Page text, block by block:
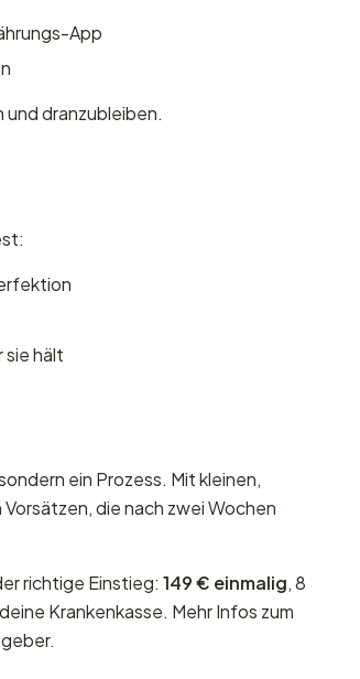
App
und dranzubleiben.
sie hält
ein Prozess. Mit kleinen,
die nach zwei Wochen
richtige Einstieg: 149 € einmalig, 8
Krankenkasse. Mehr Infos zum